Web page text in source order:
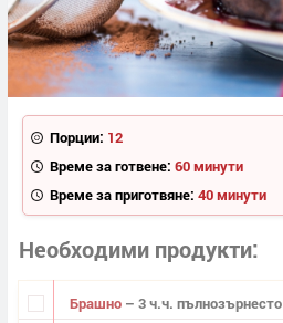
Порции: 12
Време за готвене: 60 минути
Време за приготвяне: 40 минути
Необходими продукти
Брашно – 3 ч.ч. пълнозърнесто